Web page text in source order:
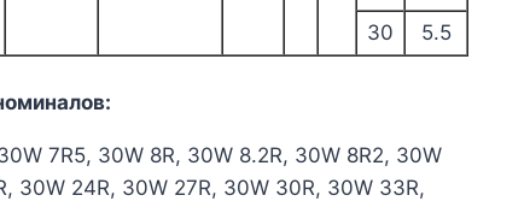
30 5.5
7R5, 30W 8R, 30W 8.2R, 30W 8R2, 30W
30W 24R, 30W 27R, 30W 30R, 30W 33R,